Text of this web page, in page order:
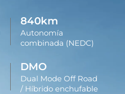
840km
Autonomía
combinada (NEDC)
DMO
Dual Mode Off Road
/ Híbrido enchufable